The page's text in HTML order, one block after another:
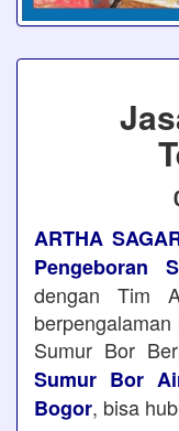
ARTHA
Pengeboran
dengan Tim
Sumur Bor
Sumur Bor
Bogor, bisa